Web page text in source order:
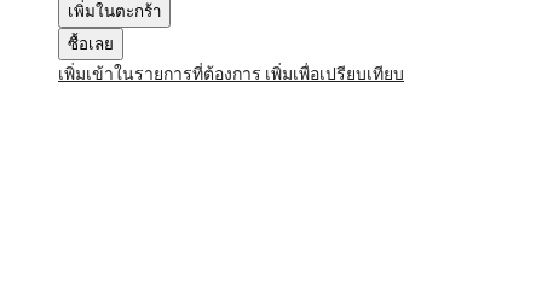
เพิ่มในตะกร้า
ซื้อเลย
เพิ่มเข้าในรายการที่ต้องการ เพิ่มเพื่อเปรียบเทียบ